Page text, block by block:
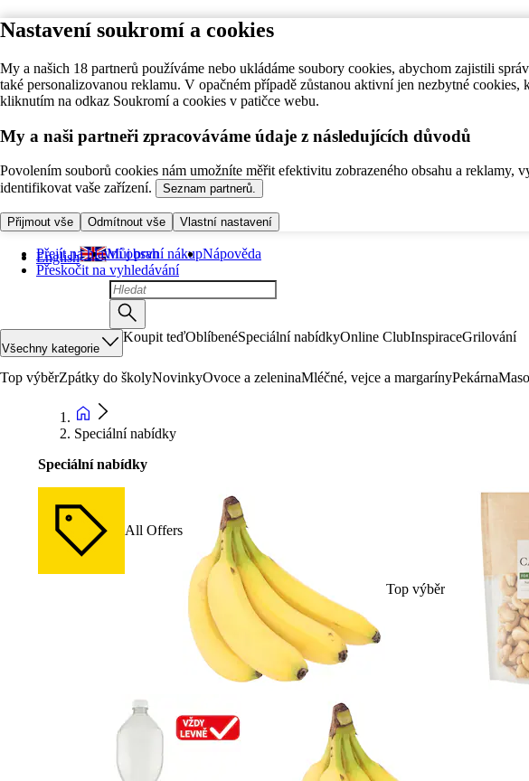
Nastavení soukromí a cookies
My a našich 18 partnerů používáme nebo ukládáme soubory cookies, abychom zajistili
také personalizovanou reklamu. V opačném případě zůstanou aktivní jen nezbytné
kliknutím na odkaz Soukromí a cookies v patičce webu.
My a naši partneři zpracováváme údaje z následujících důvodů
Povolením souborů cookies nám umožníte měřit efektivitu zobrazeného obsahu a reklamy,
identifikovat vaše zařízení.
Seznam partnerů.
Přijmout vše Odmítnout vše Vlastní nastavení
Přejít na hlavní obsah
Přeskočit na vyhledávání
English Můj první nákupNápověda
Všechny kategorie
Koupit teďOblíbenéSpeciální nabídkyOnline ClubInspiraceGrilování
Top výběrZpátky do školyNovinkyOvoce a zeleninaMléčné, vejce a margarínyPekárna
Speciální nabídky
Speciální nabídky
All Offers
Top výběr